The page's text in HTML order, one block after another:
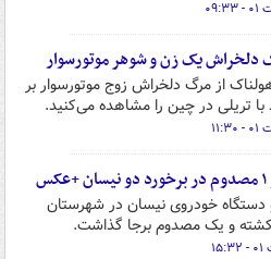
دلخراش یک زن و شوهر موتورسوار
از مرگ دلخراش زوج موتورسوار بر
با تریلی در چین را مشاهده می‌کنید.
دستگاه خودروی نیسان در شهرستان